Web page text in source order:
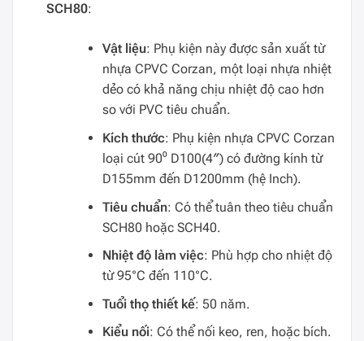
SCH80:
Vật liệu: Phụ kiện này được sản xuất từ
nhựa CPVC Corzan, một loại nhựa nhiệt
dẻo có khả năng chịu nhiệt độ cao hơn
so với PVC tiêu chuẩn.
Kích thước: Phụ kiện nhựa CPVC Corzan
loại cút 90⁰ D100(4″) có đường kính từ
D155mm đến D1200mm (hệ Inch).
Tiêu chuẩn: Có thể tuân theo tiêu chuẩn
SCH80 hoặc SCH40.
Nhiệt độ làm việc: Phù hợp cho nhiệt độ
từ 95°C đến 110°C.
Tuổi thọ thiết kế: 50 năm.
Kiểu nối: Có thể nối keo, ren, hoặc bích.